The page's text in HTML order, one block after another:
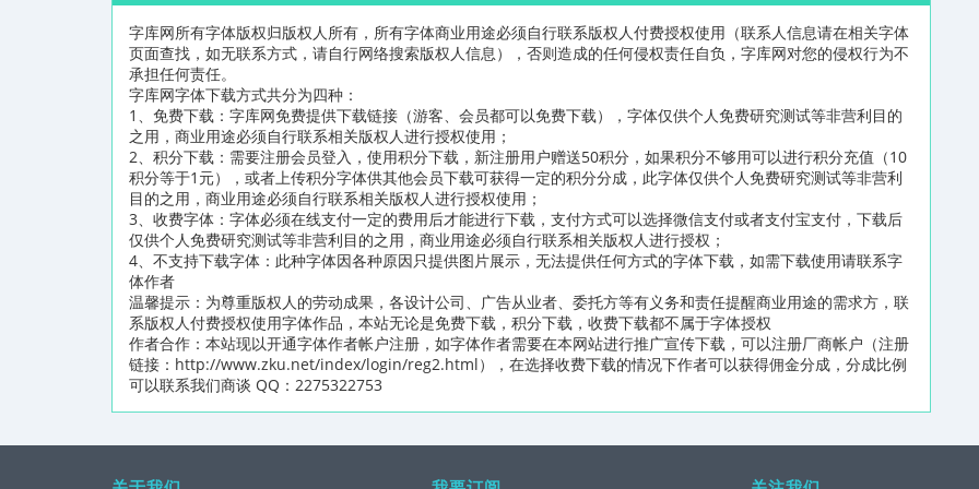
字库网所有字体版权归版权人所有，所有字体商业用途必须自行联系版权人付费授权使用（联系人信息请在相关字体
页面查找，如无联系方式，请自行网络搜索版权人信息），否则造成的任何侵权责任自负，字库网对您的侵权行为不
承担任何责任。
字库网字体下载方式共分为四种：
1、免费下载：字库网免费提供下载链接（游客、会员都可以免费下载），字体仅供个人免费研究测试等非营利目的
之用，商业用途必须自行联系相关版权人进行授权使用；
2、积分下载：需要注册会员登入，使用积分下载，新注册用户赠送50积分，如果积分不够用可以进行积分充值（10
积分等于1元），或者上传积分字体供其他会员下载可获得一定的积分分成，此字体仅供个人免费研究测试等非营利
目的之用，商业用途必须自行联系相关版权人进行授权使用；
3、收费字体：字体必须在线支付一定的费用后才能进行下载，支付方式可以选择微信支付或者支付宝支付，下载后
仅供个人免费研究测试等非营利目的之用，商业用途必须自行联系相关版权人进行授权；
4、不支持下载字体：此种字体因各种原因只提供图片展示，无法提供任何方式的字体下载，如需下载使用请联系字
体作者
温馨提示：为尊重版权人的劳动成果，各设计公司、广告从业者、委托方等有义务和责任提醒商业用途的需求方，联
系版权人付费授权使用字体作品，本站无论是免费下载，积分下载，收费下载都不属于字体授权
作者合作：本站现以开通字体作者帐户注册，如字体作者需要在本网站进行推广宣传下载，可以注册厂商帐户（注册
链接：http://www.zku.net/index/login/reg2.html），在选择收费下载的情况下作者可以获得佣金分成，分成比例
可以联系我们商谈 QQ：2275322753